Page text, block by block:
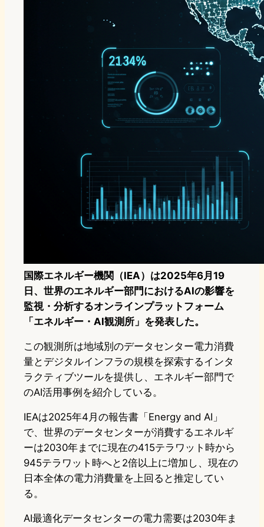
国際エネルギー機関（IEA）は2025年6月19
日、世界のエネルギー部門におけるAIの影響を
監視・分析するオンラインプラットフォーム
「エネルギー・AI観測所」を発表した。
この観測所は地域別のデータセンター電力消費
量とデジタルインフラの規模を探索するインタ
ラクティブツールを提供し、エネルギー部門で
のAI活用事例を紹介している。
IEAは2025年4月の報告書「Energy and AI」
で、世界のデータセンターが消費するエネルギ
ーは2030年までに現在の415テラワット時から
945テラワット時へと2倍以上に増加し、現在の
日本全体の電力消費量を上回ると推定してい
る。
AI最適化データセンターの電力需要は2030年ま